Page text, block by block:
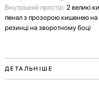
Внутрішній простір: 2 великі
пенал з прозорою кишенею на
резинці на зворотному боці
ДЕТАЛЬНІШЕ